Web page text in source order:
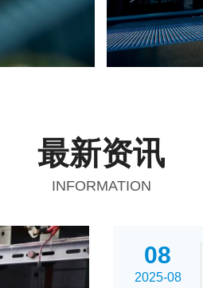
最新资讯
INFORMATION
08
2025-08